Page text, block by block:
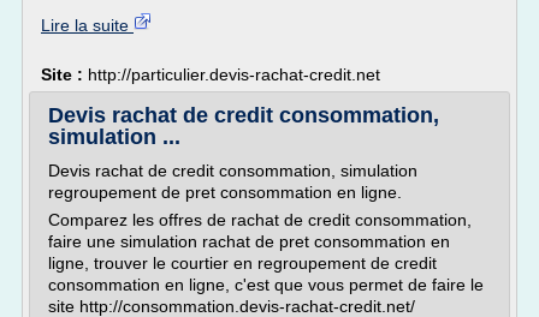
Lire la suite
Site : http://particulier.devis-rachat-credit.net
Devis rachat de credit consommation,
simulation ...
Devis rachat de credit consommation, simulation
regroupement de pret consommation en ligne.
Comparez les offres de rachat de credit consommation,
faire une simulation rachat de pret consommation en
ligne, trouver le courtier en regroupement de credit
consommation en ligne, c'est que vous permet de faire le
site http://consommation.devis-rachat-credit.net/